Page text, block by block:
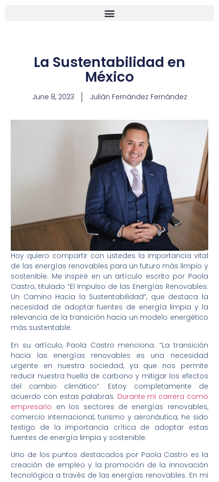
La Sustentabilidad en
México
June 8, 2023 Julián Fernández Fernández
Hoy quiero compartir con ustedes la importancia vital
de las energías renovables para un futuro más limpio y
sostenible. Me inspiré en un artículo escrito por Paola
Castro, titulado “El Impulso de las Energías Renovables:
Un Camino Hacia la Sustentabilidad”, que destaca la
necesidad de adoptar fuentes de energía limpia y la
relevancia de la transición hacia un modelo energético
más sustentable.
En su artículo, Paola Castro menciona: “La transición
hacia las energías renovables es una necesidad
urgente en nuestra sociedad, ya que nos permite
reducir nuestra huella de carbono y mitigar los efectos
del cambio climático”. Estoy completamente de
acuerdo con estas palabras. Durante mi carrera como
empresario en los sectores de energías renovables,
comercio internacional, turismo y aeronáutica, he sido
testigo de la importancia crítica de adoptar estas
fuentes de energía limpia y sostenible.
Uno de los puntos destacados por Paola Castro es la
creación de empleo y la promoción de la innovación
tecnológica a través de las energías renovables. En mi